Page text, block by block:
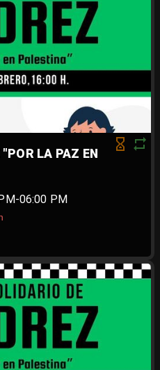
LA PAZ EN
06:00 PM